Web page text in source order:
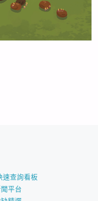
速查詢看板
平台